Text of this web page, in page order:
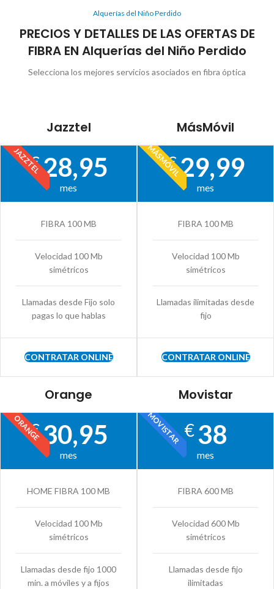
Alquerías del Niño Perdido
PRECIOS Y DETALLES DE LAS OFERTAS DE
FIBRA EN Alquerías del Niño Perdido
Selecciona los mejores servicios asociados en fibra óptica
Jazztel
JAZZTEL
€28,95
mes
FIBRA 100 MB
Velocidad 100 Mb
simétricos
Llamadas desde Fijo solo
pagas lo que hablas
CONTRATAR ONLINE
MásMóvil
MÁSMÓVIL
€29,99
mes
FIBRA 100 MB
Velocidad 100 Mb
simétricos
Llamadas ilimitadas desde
fijo
CONTRATAR ONLINE
Orange
ORANGE
€30,95
mes
HOME FIBRA 100 MB
Velocidad 100 Mb
simétricos
Llamadas desde fijo 1000
min. a móviles y a fijos
Movistar
MOVISTAR€38
mes
FIBRA 600 MB
Velocidad 600 Mb
simétricos
Llamadas desde fijo
ilimitadas